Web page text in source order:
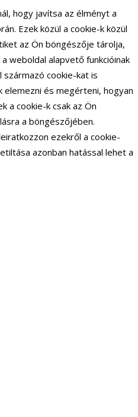
hogy javítsa az élményt a
Ezek közül a cookie-k közül
az Ön böngészője tárolja,
weboldal alapvető funkcióinak
cookie-kat is
elemezni és megérteni, hogyan
a cookie-k csak az Ön
a böngészőjében.
ezekről a cookie-
azonban hatással lehet a